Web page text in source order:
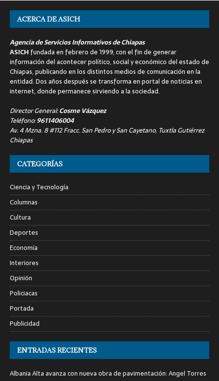
ACERCA DE ASICH
Agencia de Servicios Informativos de Chiapas
ASICH fundada en febrero de 1999, con el fin de generar
información del acontecer político, social y económico del estado de
Chiapas, publicando en los distintos medios de comunicación en la
entidad. Dos años después se transforma en portal de noticias en
internet, donde permanece sirviendo a la sociedad.
Director General:Cosme Vázquez
Teléfono:9611406004
Av. 4 Mzna. 8 #112 Fracc. San Pedro y San Cayetano, Tuxtla Gutiérrez
Chiapas
CATEGORÍAS
Ciencia y Tecnología
Columnas
Cultura
Deportes
Economía
Interiores
Opinión
Policiacas
Portada
Publicidad
ENTRADAS RECIENTES
Albania Alta avanza con nueva obra de pavimentación: Angel Torres